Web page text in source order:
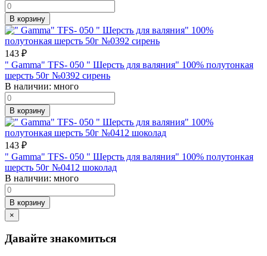
В корзину
143 ₽
" Gamma" TFS- 050 " Шерсть для валяния" 100% полутонкая
шерсть 50г №0392 сирень
В наличии: много
В корзину
143 ₽
" Gamma" TFS- 050 " Шерсть для валяния" 100% полутонкая
шерсть 50г №0412 шоколад
В наличии: много
В корзину
×
Давайте знакомиться